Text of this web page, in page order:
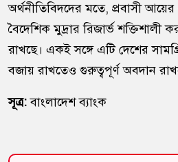
অর্থনীতিবিদদের মতে, প্রবাসী
বৈদেশিক মুদ্রার রিজার্ভ শক্তিশালী
রাখছে। একই সঙ্গে এটি দেশের
বজায় রাখতেও গুরুত্বপূর্ণ অবদান
সূত্র:বাংলাদেশ ব্যাংক